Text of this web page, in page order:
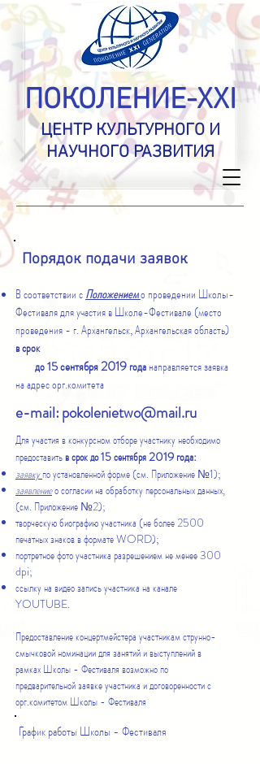
ПОКОЛЕНИЕ-XXI
ЦЕНТР КУЛЬТУРНОГО И
НАУЧНОГО РАЗВИТИЯ
Порядок подачи заявок
В соответствии сПоложениемо проведении Школы-
Фестиваля для участия в Школе-Фестивале (место
проведения - г. Архангельск, Архангельская область)
в срок
до 15сентября 2019годанаправляется заявка
на адрес орг.комитета
e-mail:pokolenietwo@mail.ru
График работы Школы - Фестиваля
Для участия в конкурсном отборе участнику необходимо
предоставитьв срок до 15 сентября2019 года:
заявкупо установленной форме (см. Приложение №1);
заявлениео согласии на обработку персональных данных,
(см. Приложение №2);
творческую биографию участника (не более 2500
печатных знаков в формате WORD);
портретное фото участника разрешением не менее 300
dpi;
ссылку на видео запись участника на канале
YOUTUBE.
Предоставление концертмейстера участникам струнно-
смычковой номинации для занятий и выступлений в
рамках Школы - Фестиваля возможно по
предварительной заявке участника и договоренности с
орг.комитетом Школы - Фестиваля